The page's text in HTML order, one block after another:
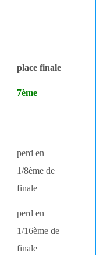
place finale
7ème
perd en
1/8ème de
finale
perd en
1/16ème de
finale